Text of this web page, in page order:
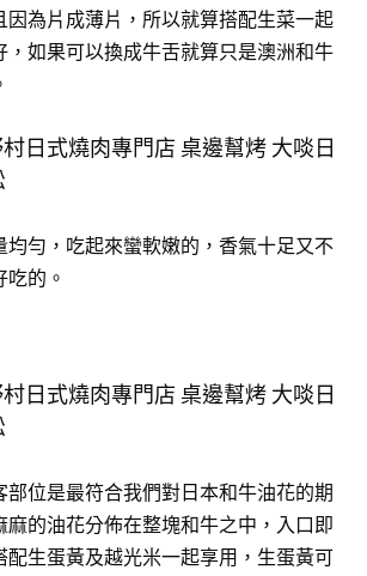
因為片成薄片，所以就算搭配生菜一起
，如果可以換成牛舌就算只是澳洲和牛
均勻，吃起來蠻軟嫩的，香氣十足又不
的。
部位是最符合我們對日本和牛油花的期
麻的油花分佈在整塊和牛之中，入口即
配生蛋黃及越光米一起享用，生蛋黃可